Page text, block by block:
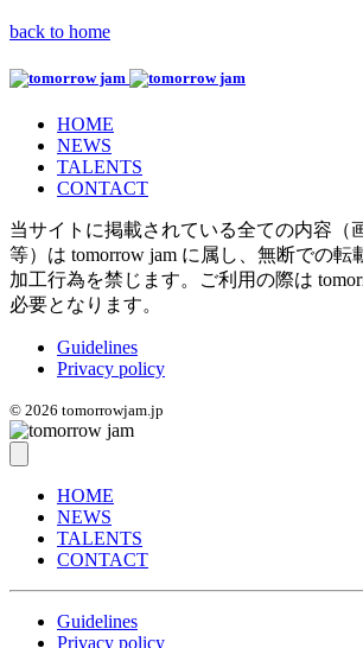
back to home
HOME
NEWS
TALENTS
CONTACT
当サイトに掲載されている全ての内容（
等）は tomorrow jam に属し、無断での転
加工行為を禁じます。
ご利用の際は
必要となります。
Guidelines
Privacy policy
© 2026 tomorrowjam.jp
HOME
NEWS
TALENTS
CONTACT
Guidelines
Privacy policy